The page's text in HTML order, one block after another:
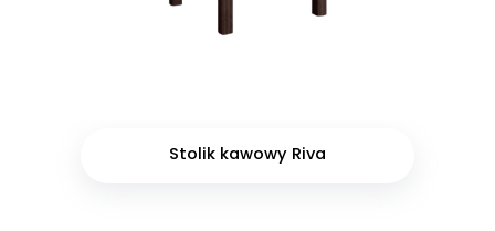
Stolik kawowy Riva